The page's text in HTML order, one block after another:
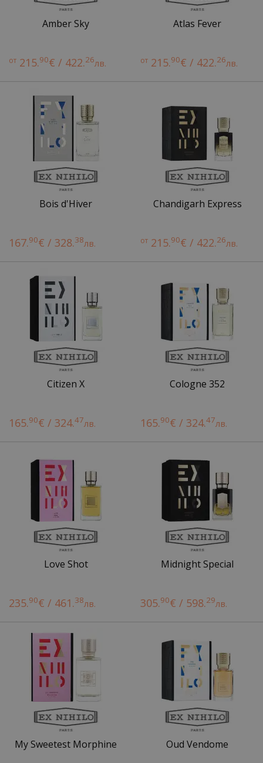
Amber Sky
от 215.90€ / 422.26лв.
Atlas Fever
от 215.90€ / 422.26лв.
Bois d'Hiver
167.90€ / 328.38лв.
Chandigarh Express
от 215.90€ / 422.26лв.
Citizen X
165.90€ / 324.47лв.
Cologne 352
165.90€ / 324.47лв.
Love Shot
235.90€ / 461.38лв.
Midnight Special
305.90€ / 598.29лв.
My Sweetest Morphine Oud Vendome